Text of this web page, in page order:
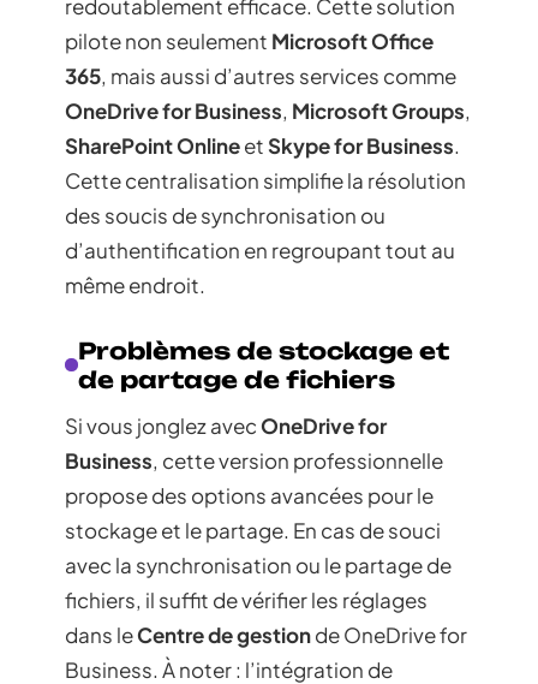
redoutablement efficace. Cette solution
pilote non seulement Microsoft Office
365, mais aussi d’autres services comme
OneDrive for Business, Microsoft Groups,
SharePoint Onlineet Skype for Business.
Cette centralisation simplifie la résolution
des soucis de synchronisation ou
d’authentification en regroupant tout au
même endroit.
Problèmes de stockage et
de partage de fichiers
Si vous jonglez avecOneDrive for
Business, cette version professionnelle
propose des options avancées pour le
stockage et le partage. En cas de souci
avec la synchronisation ou le partage de
fichiers, il suffit de vérifier les réglages
dans leCentre de gestionde OneDrive for
Business. À noter : l’intégration de